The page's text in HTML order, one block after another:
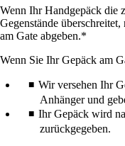
Wenn Ihr Handgepäck die
Gegenstände
am Gate abgeben.*
Wenn Sie Ihr Gepäck am
Wir versehen Ihr
Anhänger und
Ihr Gepäck wird
zurückgegeben.